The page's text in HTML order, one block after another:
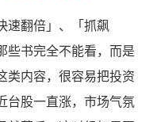
速翻倍」、「抓飙
些书完全不能看，而是
类内容，很容易把投资
台股一直涨，市场气氛